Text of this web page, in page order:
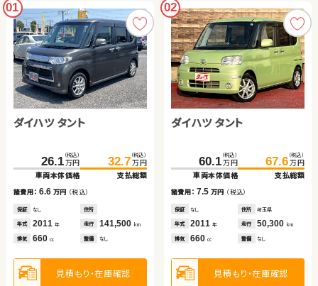
01
ダイハツ タント
26.1 （税込）
万円
車両本体価格
32.7 （税込）
万円
支払総額
諸費用：6.6 万円 （税込）
保証 なし 住所
年式 2011 年 走行 141,500 km
排気 660 cc 整備 なし
見積もり・在庫確認
02
ダイハツ タント
60.1 （税込）
万円
車両本体価格
67.6 （税込）
万円
支払総額
諸費用：7.5 万円 （税込）
保証 なし 住所 埼玉県
年式 2011 年 走行 50,300 km
排気 660 cc 整備 なし
見積もり・在庫確認